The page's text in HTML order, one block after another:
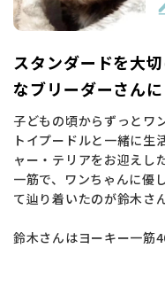
スタンダードを大
なブリーダーさん
子どもの頃からずっとワ
トイプードルと一緒に生
ャー・テリアをお迎えし
一筋で、ワンちゃんに優
て辿り着いたのが鈴木さ
鈴木さんはヨーキー一筋
などがない「本物のヨー